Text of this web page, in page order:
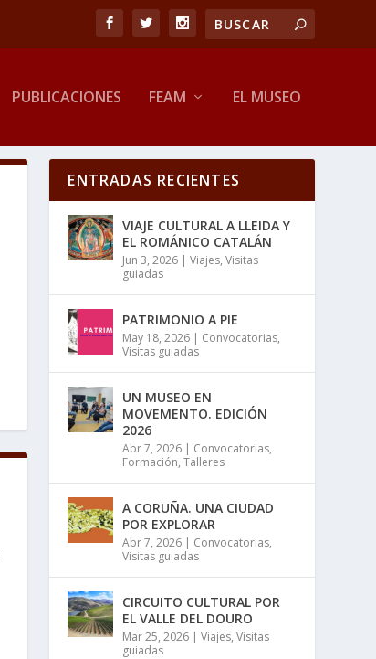
PUBLICACIONES FEAM EL MUSEO
ENTRADAS RECIENTES
VIAJE CULTURAL A LLEIDA Y
EL ROMÁNICO CATALÁN
Jun 3, 2026 |Viajes,Visitas
guiadas
PATRIMONIO A PIE
May 18, 2026 | Convocatorias,
Visitas guiadas
UN MUSEO EN
MOVEMENTO. EDICIÓN
2026
Abr 7, 2026 | Convocatorias,
Formación,Talleres
A CORUÑA. UNA CIUDAD
POR EXPLORAR
Abr 7, 2026 | Convocatorias,
Visitas guiadas
CIRCUITO CULTURAL POR
EL VALLE DEL DOURO
Mar 25, 2026 |Viajes,Visitas
guiadas